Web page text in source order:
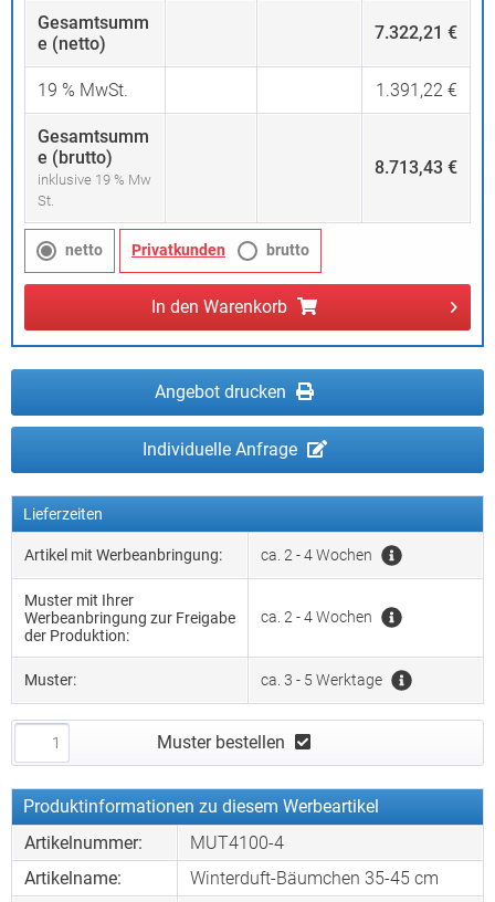
Gesamtsumm
e (netto)
7.322,21 €
19 % MwSt. 1.391,22 €
Gesamtsumm
e (brutto)
inklusive 19 % Mw
St.
8.713,43 €
netto Privatkunden brutto
In den Warenkorb
Angebot drucken
Individuelle Anfrage
Lieferzeiten
Artikel mit Werbeanbringung: ca. 2 - 4 Wochen
Muster mit Ihrer
Werbeanbringung zur Freigabe
der Produktion:
ca. 2 - 4 Wochen
Muster: ca. 3 - 5 Werktage
Muster bestellen
Produktinformationen zu diesem Werbeartikel
Artikelnummer:
MUT4100-4
Artikelname:
Winterduft-Bäumchen 35-45 cm